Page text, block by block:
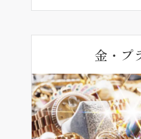
金・プ